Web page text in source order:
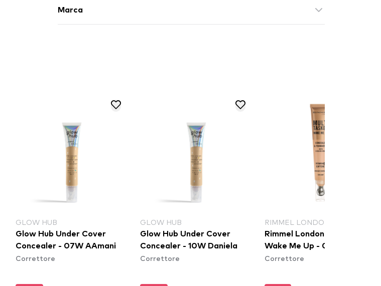
Marca
GLOW HUB
Glow Hub Under Cover
Concealer - 07W AAmani
Correttore
GLOW HUB
Glow Hub Under Cover
Concealer - 10W Daniela
Correttore
RIMMEL LONDON
Rimmel London Multitasker
Wake Me Up - 030 Light
Correttore